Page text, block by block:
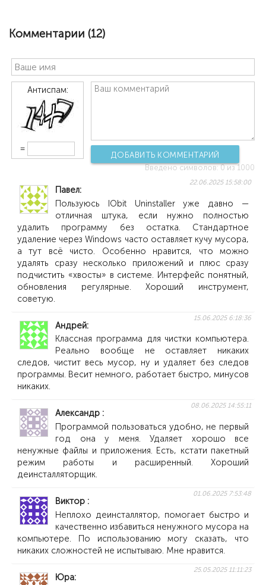
Комментарии (12)
Антиспам:
=
ДОБАВИТЬ КОММЕНТАРИЙ
Введено символов:0из 1000
Павел
22.06.2025 15:58:00
Пользуюсь IObit Uninstaller уже давно —
отличная штука, если нужно полностью
удалить программу без остатка. Стандартное
удаление через Windows часто оставляет кучу мусора,
а тут всё чисто. Особенно нравится, что можно
удалять сразу несколько приложений и плюс сразу
подчистить «хвосты» в системе. Интерфейс понятный,
обновления регулярные. Хороший инструмент,
советую.
Андрей
15.06.2025 6:18:36
Классная программа для чистки компьютера.
Реально вообще не оставляет никаких
следов, чистит весь мусор, ну и удаляет без следов
программы. Весит немного, работает быстро, минусов
никаких.
Александр
08.06.2025 14:55:11
Программой пользоваться удобно, не первый
год она у меня. Удаляет хорошо все
ненужные файлы и приложения. Есть, кстати пакетный
режим работы и расширенный. Хороший
деинсталляторщик.
Виктор
01.06.2025 7:53:48
Неплохо деинсталлятор, помогает быстро и
качественно избавиться ненужного мусора на
компьютере. По использованию могу сказать, что
никаких сложностей не испытываю. Мне нравится.
Юра
25.05.2025 11:11:23